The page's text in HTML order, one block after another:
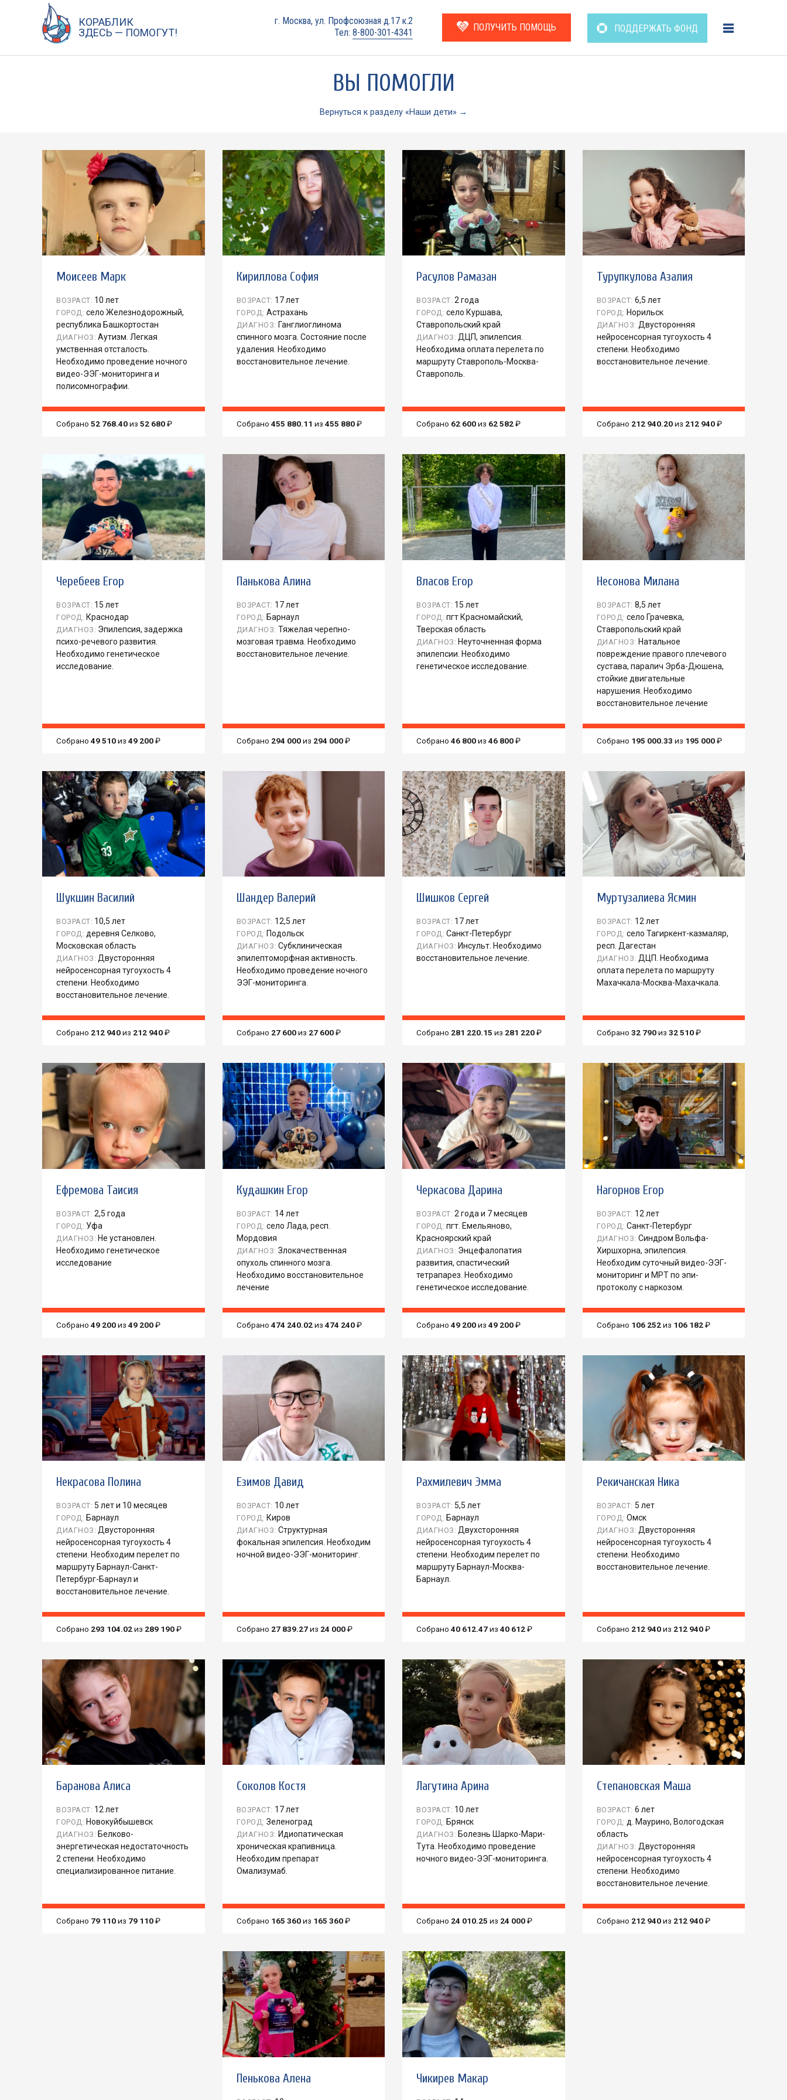
содержанию
КОРАБЛИК
ЗДЕСЬ — ПОМОГУТ!
г. Москва, ул. Профсоюзная д.17 к.2
Тел: 8-800-301-4341 ПОЛУЧИТЬ ПОМОЩЬ ПОДДЕРЖАТЬ ФОНД
ВЫ ПОМОГЛИ
Вернуться к разделу «Наши дети» →
Моисеев Марк
ВОЗРАСТ: 10 лет
ГОРОД: село Железнодорожный,
республика Башкортостан
ДИАГНОЗ: Аутизм. Легкая
умственная отсталость.
Необходимо проведение ночного
видео-ЭЭГ-мониторинга и
полисомнографии.
Собрано 52 768.40из 52 680₽
Кириллова София
ВОЗРАСТ: 17 лет
ГОРОД: Астрахань
ДИАГНОЗ: Ганглиоглинома
спинного мозга. Состояние после
удаления. Необходимо
восстановительное лечение.
Собрано 455 880.11 из 455 880₽
Расулов Рамазан
ВОЗРАСТ: 2 года
ГОРОД: село Куршава,
Ставропольский край
ДИАГНОЗ: ДЦП, эпилепсия.
Необходима оплата перелета по
маршруту Ставрополь-Москва-
Ставрополь.
Собрано 62 600из 62 582₽
Турупкулова Азалия
ВОЗРАСТ: 6,5 лет
ГОРОД: Норильск
ДИАГНОЗ: Двусторонняя
нейросенсорная тугоухость 4
степени. Необходимо
восстановительное лечение.
Собрано 212 940.20из 212 940₽
Черебеев Егор
ВОЗРАСТ: 15 лет
ГОРОД: Краснодар
ДИАГНОЗ: Эпилепсия, задержка
психо-речевого развития.
Необходимо генетическое
исследование.
Собрано 49 510из 49 200₽
Панькова Алина
ВОЗРАСТ: 17 лет
ГОРОД: Барнаул
ДИАГНОЗ: Тяжелая черепно-
мозговая травма. Необходимо
восстановительное лечение.
Собрано 294 000из 294 000₽
Власов Егор
ВОЗРАСТ: 15 лет
ГОРОД: пгт Красномайский,
Тверская область
ДИАГНОЗ: Неуточненная форма
эпилепсии. Необходимо
генетическое исследование.
Собрано 46 800из 46 800₽
Несонова Милана
ВОЗРАСТ: 8,5 лет
ГОРОД: село Грачевка,
Ставропольский край
ДИАГНОЗ: Натальное
повреждение правого плечевого
сустава, паралич Эрба-Дюшена,
стойкие двигательные
нарушения. Необходимо
восстановительное лечение
Собрано 195 000.33 из 195 000₽
Шукшин Василий
ВОЗРАСТ: 10,5 лет
ГОРОД: деревня Селково,
Московская область
ДИАГНОЗ: Двусторонняя
нейросенсорная тугоухость 4
степени. Необходимо
восстановительное лечение.
Собрано 212 940из 212 940₽
Шандер Валерий
ВОЗРАСТ: 12,5 лет
ГОРОД: Подольск
ДИАГНОЗ: Субклиническая
эпилептоморфная активность.
Необходимо проведение ночного
ЭЭГ-мониторинга.
Собрано 27 600из 27 600₽
Шишков Сергей
ВОЗРАСТ: 17 лет
ГОРОД: Санкт-Петербург
ДИАГНОЗ: Инсульт. Необходимо
восстановительное лечение.
Собрано 281 220.15 из 281 220₽
Муртузалиева Ясмин
ВОЗРАСТ: 12 лет
ГОРОД: село Тагиркент-казмаляр,
респ. Дагестан
ДИАГНОЗ: ДЦП. Необходима
оплата перелета по маршруту
Махачкала-Москва-Махачкала.
Собрано 32 790из 32 510₽
Ефремова Таисия
ВОЗРАСТ: 2,5 года
ГОРОД: Уфа
ДИАГНОЗ: Не установлен.
Необходимо генетическое
исследование
Собрано 49 200из 49 200₽
Кудашкин Егор
ВОЗРАСТ: 14 лет
ГОРОД: село Лада, респ.
Мордовия
ДИАГНОЗ: Злокачественная
опухоль спинного мозга.
Необходимо восстановительное
лечение
Собрано 474 240.02из 474 240₽
Черкасова Дарина
ВОЗРАСТ: 2 года и 7 месяцев
ГОРОД: пгт. Емельяново,
Красноярский край
ДИАГНОЗ: Энцефалопатия
развития, спастический
тетрапарез. Необходимо
генетическое исследование.
Собрано 49 200из 49 200₽
Нагорнов Егор
ВОЗРАСТ: 12 лет
ГОРОД: Санкт-Петербург
ДИАГНОЗ: Синдром Вольфа-
Хиршхорна, эпилепсия.
Необходим суточный видео-ЭЭГ-
мониторинг и МРТ по эпи-
протоколу с наркозом.
Собрано 106 252из 106 182₽
Некрасова Полина
ВОЗРАСТ: 5 лет и 10 месяцев
ГОРОД: Барнаул
ДИАГНОЗ: Двусторонняя
нейросенсорная тугоухость 4
степени. Необходим перелет по
маршруту Барнаул-Санкт-
Петербург-Барнаул и
восстановительное лечение.
Собрано 293 104.02из 289 190₽
Езимов Давид
ВОЗРАСТ: 10 лет
ГОРОД: Киров
ДИАГНОЗ: Структурная
фокальная эпилепсия. Необходим
ночной видео-ЭЭГ-мониторинг.
Собрано 27 839.27из 24 000₽
Рахмилевич Эмма
ВОЗРАСТ: 5,5 лет
ГОРОД: Барнаул
ДИАГНОЗ: Двухсторонняя
нейросенсорная тугоухость 4
степени. Необходим перелет по
маршруту Барнаул-Москва-
Барнаул.
Собрано 40 612.47из 40 612₽
Рекичанская Ника
ВОЗРАСТ: 5 лет
ГОРОД: Омск
ДИАГНОЗ: Двусторонняя
нейросенсорная тугоухость 4
степени. Необходимо
восстановительное лечение.
Собрано 212 940из 212 940₽
Баранова Алиса
ВОЗРАСТ: 12 лет
ГОРОД: Новокуйбышевск
ДИАГНОЗ: Белково-
энергетическая недостаточность
2 степени. Необходимо
специализированное питание.
Собрано 79 110из 79 110₽
Соколов Костя
ВОЗРАСТ: 17 лет
ГОРОД: Зеленоград
ДИАГНОЗ: Идиопатическая
хроническая крапивница.
Необходим препарат
Омализумаб.
Собрано 165 360из 165 360₽
Лагутина Арина
ВОЗРАСТ: 10 лет
ГОРОД: Брянск
ДИАГНОЗ: Болезнь Шарко-Мари-
Тута. Необходимо проведение
ночного видео-ЭЭГ-мониторинга.
Собрано 24 010.25 из 24 000₽
Степановская Маша
ВОЗРАСТ: 6 лет
ГОРОД: д. Маурино, Вологодская
область
ДИАГНОЗ: Двусторонняя
нейросенсорная тугоухость 4
степени. Необходимо
восстановительное лечение.
Собрано 212 940из 212 940₽
Пенькова Алена Чикирев Макар